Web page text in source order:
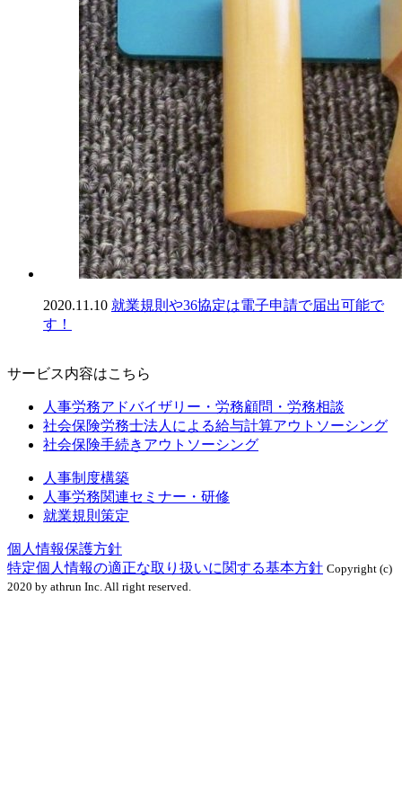
2020.11.10 就業規則や36協定は電子申請で届出可能で
す！
サービス内容はこちら
人事労務アドバイザリー・労務顧問・労務相談
社会保険労務士法人による給与計算アウトソーシング
社会保険手続きアウトソーシング
人事制度構築
人事労務関連セミナー・研修
就業規則策定
個人情報保護方針
特定個人情報の適正な取り扱いに関する基本方針 Copyright (c)
2020 by athrun Inc. All right reserved.